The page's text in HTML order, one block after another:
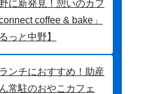
に新発見！憩いのカフ
coffee & bake」
っと中野】
ンチにおすすめ！助産
常駐のおやこカフェ